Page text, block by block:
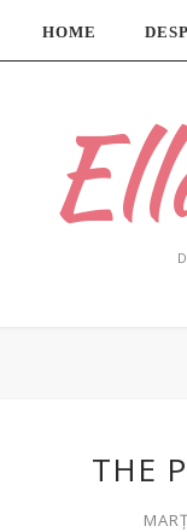
HOME
THE